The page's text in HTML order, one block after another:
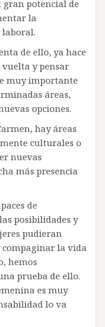
gran potencial de
la
de ello, ya hace
y pensar
muy importante
áreas,
opciones.
hay áreas
culturales o
nuevas
más presencia
de
posibilidades y
pudieran
compaginar la vida
hemos
prueba de ello.
es muy
lo va